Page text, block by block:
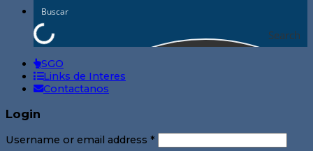
Search
SGO
Links de Interes
Contactanos
Login
Username or email address *